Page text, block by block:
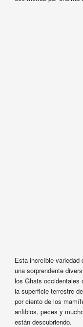
Esta increíble variedad
una sorprendente
los Ghats occidentales
la superficie terrestre
por ciento de los
anfibios, peces y
están descubriendo.